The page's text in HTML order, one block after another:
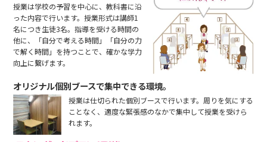
授業は学校の予習を中心に、教科書に沿
った内容で行います。授業形式は講師1
名につき生徒3名。指導を受ける時間の
他に、「自分で考える時間」「自分の力
で解く時間」を持つことで、確かな学力
向上に繋げます。
オリジナル個別ブースで集中できる環境。
授業は仕切られた個別ブースで行います。周りを気にする
ことなく、適度な緊張感のなかで集中して授業を受けら
れます。